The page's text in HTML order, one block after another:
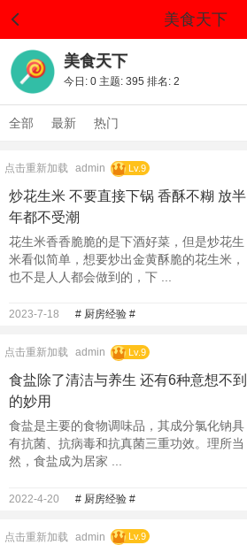
美食天下
美食天下
今日: 0 主题: 395 排名: 2
全部 最新 热门
点击重新加载 admin Lv.9
炒花生米 不要直接下锅 香酥不糊 放半
年都不受潮
花生米香香脆脆的是下酒好菜，但是炒花生
米看似简单，想要炒出金黄酥脆的花生米，
也不是人人都会做到的，下 ...
2023-7-18 # 厨房经验 #
点击重新加载 admin Lv.9
食盐除了清洁与养生 还有6种意想不到
的妙用
食盐是主要的食物调味品，其成分氯化钠具
有抗菌、抗病毒和抗真菌三重功效。理所当
然，食盐成为居家 ...
2022-4-20 # 厨房经验 #
点击重新加载 admin Lv.9